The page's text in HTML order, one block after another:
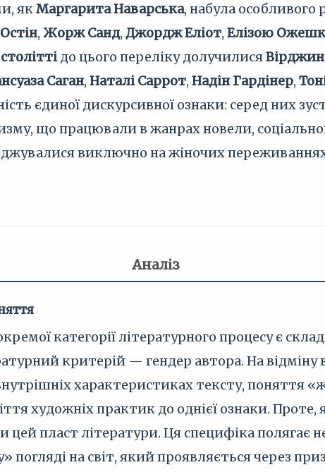
якМаргарита Наварська, набула особливого
, Жорж Санд, Джордж Еліот, Елізою
до цього переліку долучилися
Саган, Наталі Саррот, Надін Гардінер,
єдиної дискурсивної ознаки: серед них
що працювали в жанрах новели,
виключно на жіночих
Аналіз
категорії літературного процесу є
критерій — гендер автора. На
характеристиках тексту, поняття
художніх практик до однієї ознаки. Проте,
пласт літератури. Ця специфіка полягає
погляді на світ, який проявляється через